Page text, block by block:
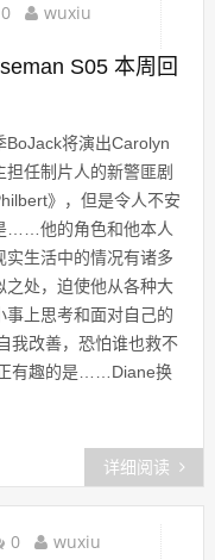
0 wuxiu
S05 本周回
BoJack将演出Carolyn
担任制片人的新警匪剧
》，但是令人不安
……他的角色和他本人
实生活中的情况有诸多
之处，迫使他从各种大
事上思考和面对自己的
我改善，恐怕谁也救不
有趣的是……Diane换
详细阅读
0 wuxiu